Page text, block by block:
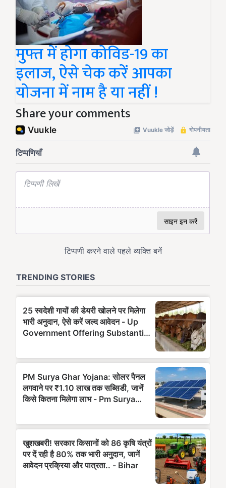
मुफ्त में होगा कोविड-19 का
इलाज, ऐसे चेक करें आपका
योजना में नाम है या नहीं !
Share your comments